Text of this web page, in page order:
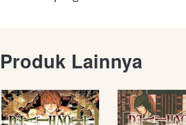
Produk Lainnya